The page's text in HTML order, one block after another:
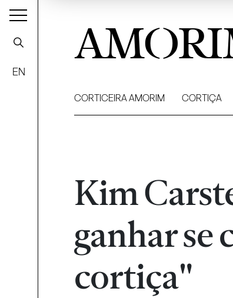
EN
CORTICEIRA AMORIM CORTIÇA
Kim
ganhar se
cortiça"